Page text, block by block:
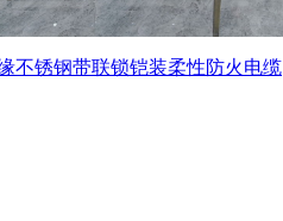
不锈钢带联锁铠装柔性防火电缆